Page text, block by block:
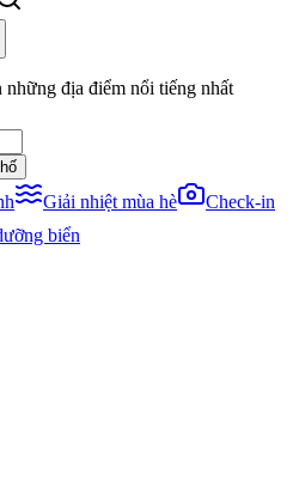
địa điểm nổi tiếng nhất
Giải nhiệt mùa hè
Check-in
biển